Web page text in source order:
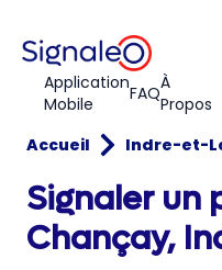
Application
Mobile
FAQÀ
Propos
Accueil Indre-et-
Signaler un
Chançay,